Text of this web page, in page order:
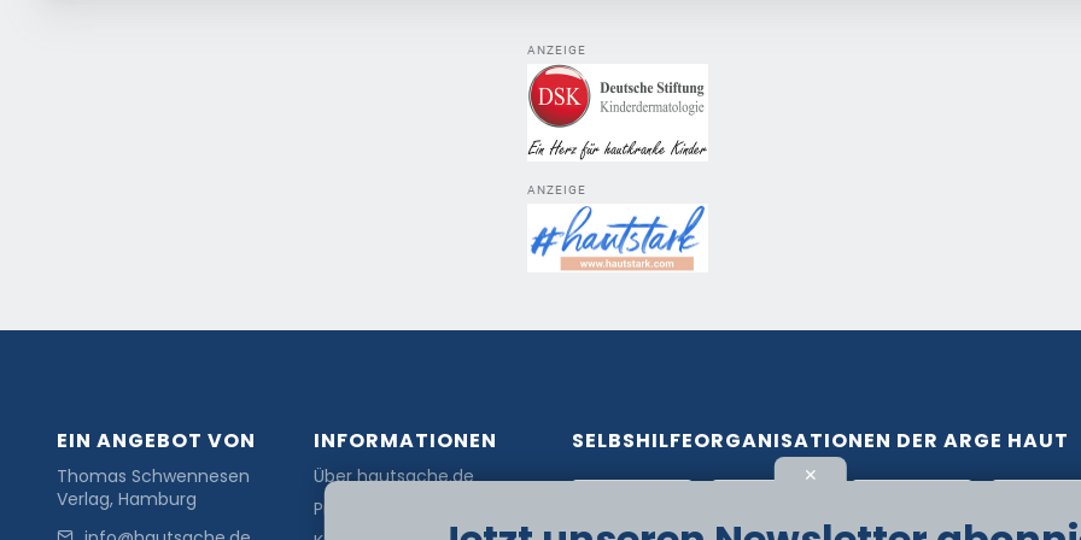
ANZEIGE
ANZEIGE
EIN ANGEBOT VON
Thomas Schwennesen
Verlag, Hamburg
INFORMATIONEN
Über hautsache.de
Presse
SELBSHILFEORGANISATIONEN DER ARGE HAUT
✕